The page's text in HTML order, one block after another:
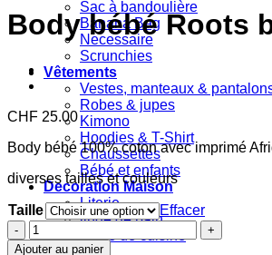
Sac à bandoulière
Banana Bag
Necessaire
Scrunchies
Vêtements
Vestes, manteaux &
Robes & jupes
Kimono
Hoodies & T-Shirt
Chaussettes
Bébé et enfants
Decoration Maison
Literie
linge de bain
Linge de cuisine
Bijoux
Body bébé Roots
CHF 25.00
Body bébé 100% coton avec imprimé
diverses tailles et couleurs
Taille
Effacer
quantité
de
Ajouter au panier